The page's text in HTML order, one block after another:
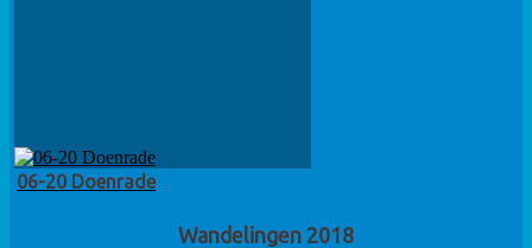
06-20 Doenrade
Wandelingen 2018